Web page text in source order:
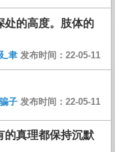
处的高度。肢体的
聿 发布时间：22-05-11
子 发布时间：22-05-11
的真理都保持沉默